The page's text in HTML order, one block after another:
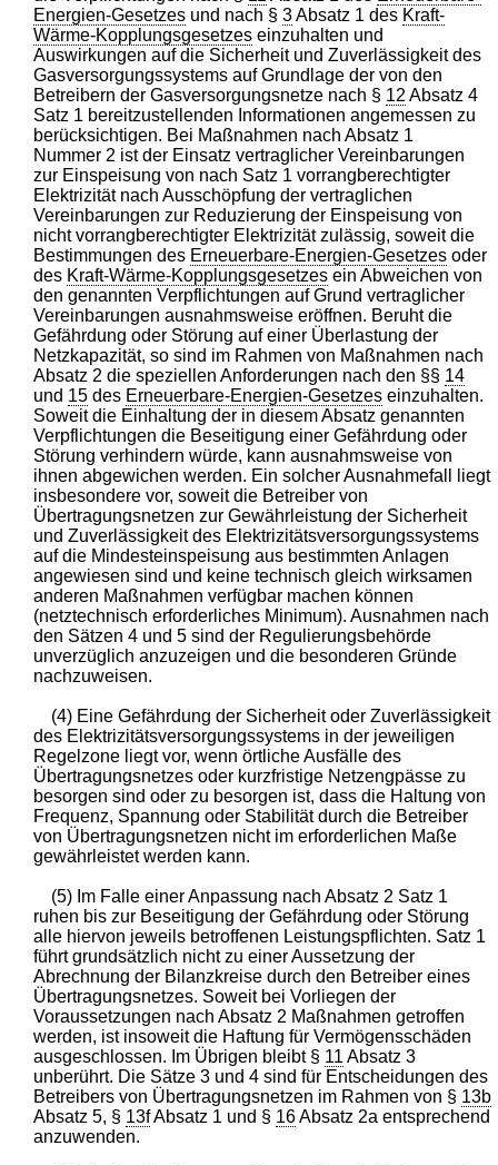
Energien-Gesetzes und nach §3Absatz 1 des Kraft-
Wärme-Kopplungsgesetzes einzuhalten und
Auswirkungen auf die Sicherheit und Zuverlässigkeit des
Gasversorgungssystems auf Grundlage der von den
Betreibern der Gasversorgungsnetze nach § 12 Absatz 4
Satz 1 bereitzustellenden Informationen angemessen zu
berücksichtigen. Bei Maßnahmen nach Absatz 1
Nummer 2 ist der Einsatz vertraglicher Vereinbarungen
zur Einspeisung von nach Satz 1 vorrangberechtigter
Elektrizität nach Ausschöpfung der vertraglichen
Vereinbarungen zur Reduzierung der Einspeisung von
nicht vorrangberechtigter Elektrizität zulässig, soweit die
Bestimmungen des Erneuerbare-Energien-Gesetzes oder
des Kraft-Wärme-Kopplungsgesetzes ein Abweichen von
den genannten Verpflichtungen auf Grund vertraglicher
Vereinbarungen ausnahmsweise eröffnen. Beruht die
Gefährdung oder Störung auf einer Überlastung der
Netzkapazität, so sind im Rahmen von Maßnahmen nach
Absatz 2 die speziellen Anforderungen nach den §§ 14
und 15 des Erneuerbare-Energien-Gesetzes einzuhalten.
Soweit die Einhaltung der in diesem Absatz genannten
Verpflichtungen die Beseitigung einer Gefährdung oder
Störung verhindern würde, kann ausnahmsweise von
ihnen abgewichen werden. Ein solcher Ausnahmefall liegt
insbesondere vor, soweit die Betreiber von
Übertragungsnetzen zur Gewährleistung der Sicherheit
und Zuverlässigkeit des Elektrizitätsversorgungssystems
auf die Mindesteinspeisung aus bestimmten Anlagen
angewiesen sind und keine technisch gleich wirksamen
anderen Maßnahmen verfügbar machen können
(netztechnisch erforderliches Minimum). Ausnahmen nach
den Sätzen 4 und 5 sind der Regulierungsbehörde
unverzüglich anzuzeigen und die besonderen Gründe
nachzuweisen.
(4) Eine Gefährdung der Sicherheit oder Zuverlässigkeit
des Elektrizitätsversorgungssystems in der jeweiligen
Regelzone liegt vor, wenn örtliche Ausfälle des
Übertragungsnetzes oder kurzfristige Netzengpässe zu
besorgen sind oder zu besorgen ist, dass die Haltung von
Frequenz, Spannung oder Stabilität durch die Betreiber
von Übertragungsnetzen nicht im erforderlichen Maße
gewährleistet werden kann.
(5) Im Falle einer Anpassung nach Absatz 2 Satz 1
ruhen bis zur Beseitigung der Gefährdung oder Störung
alle hiervon jeweils betroffenen Leistungspflichten. Satz 1
führt grundsätzlich nicht zu einer Aussetzung der
Abrechnung der Bilanzkreise durch den Betreiber eines
Übertragungsnetzes. Soweit bei Vorliegen der
Voraussetzungen nach Absatz 2 Maßnahmen getroffen
werden, ist insoweit die Haftung für Vermögensschäden
ausgeschlossen. Im Übrigen bleibt § 11 Absatz 3
unberührt. Die Sätze 3 und 4 sind für Entscheidungen des
Betreibers von Übertragungsnetzen im Rahmen von § 13b
Absatz 5, § 13fAbsatz 1 und § 16Absatz 2a entsprechend
anzuwenden.